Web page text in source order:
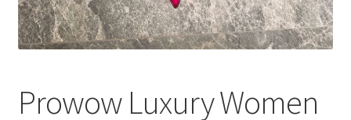
Prowow Luxury Women